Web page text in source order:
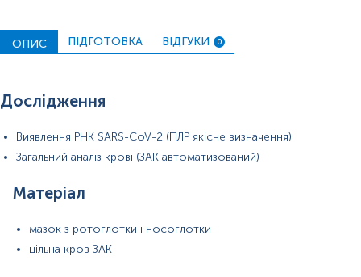
ОПИС ПІДГОТОВКА ВІДГУКИ 0
Дослідження
Виявлення РНК SARS-CoV-2 (ПЛР якісне визначення)
Загальний аналіз крові (ЗАК автоматизований)
Матеріал
мазок з ротоглотки і носоглотки
цільна кров ЗАК